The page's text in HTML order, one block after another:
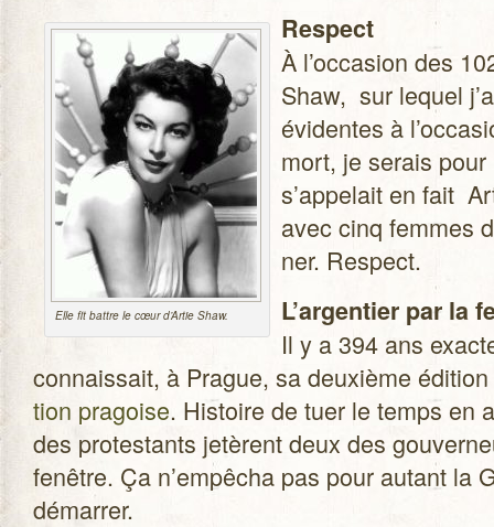
Elle fit battre le cœur d’Artie Shaw.
Res­pect
À l’occasion des
Shaw, sur lequel
évi­dentes à
mort, je serais
s’appelait en fait
avec cinq femmes
ner. Respect.
L’argentier par la
Il y a 394 ans
connais­sait, à Prague, sa deuxième
tion pra­goise. His­toire de tuer le temps en
des pro­tes­tants jetèrent deux des
fenêtre. Ça n’empêcha pas pour autant la
démarrer.